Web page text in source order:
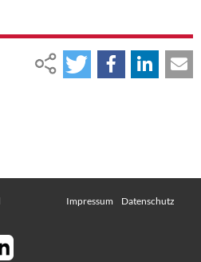
Impressum Datenschutz